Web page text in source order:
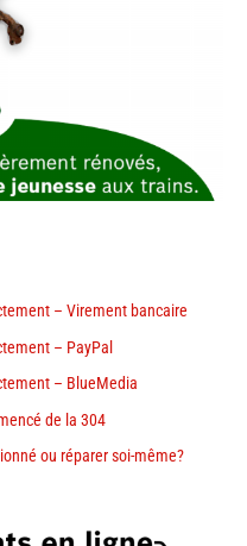
– Virement bancaire
– PayPal
– BlueMedia
de la 304
ou réparer soi-même?